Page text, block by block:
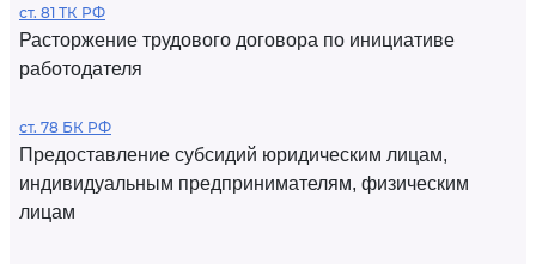
ст. 81 ТК РФ
Расторжение трудового договора по инициативе
работодателя
ст. 78 БК РФ
Предоставление субсидий юридическим лицам,
индивидуальным предпринимателям, физическим
лицам